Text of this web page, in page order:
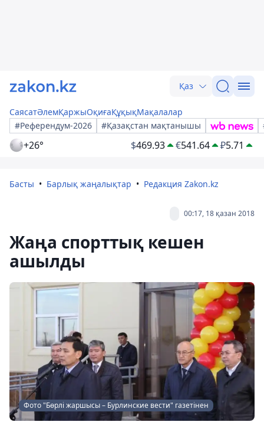
Қаз
СаясатӘлемҚаржыОқиғаҚұқықМақалалар
#Референдум-2026
#Қазақстан мақтанышы
+26° $469.93 €541.64 ₽5.71
Басты Барлық жаңалықтар Редакция Zakon.kz
00:17, 18 қазан 2018
Жаңа спорттық кешен
ашылды
Фото "Бөрлі жаршысы – Бурлинские вести" газетінен